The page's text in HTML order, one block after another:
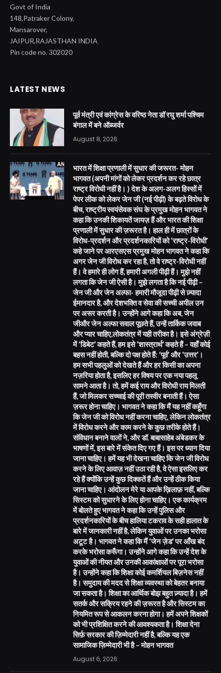
Govt of India
148,Patraker Colony,
Mansarover,
JAIPUR,RAJASTHAN INDIA
Pin code no. 302020
LATEST NEWS
पूर्व मंत्री एवं कांग्रेस के वरिष्ठ नेता डॉ रघु शर्मा पश्चिम
बंगाल में बने ऑब्जर्वर
August 8, 2026
भारत में शिक्षा प्रणाली में सुधार की जरूरत- मोहन
भागवत (अपनी मांगों को लेकर प्रदर्शन कर रहे छात्र
राष्ट्र विरोधी नहीं है। ) देश के अलग-अलग हिस्सों में
पेपर लीक को लेकर जेन जी (नई पीढ़ी) के बढ़ते विरोध के
बीच, राष्ट्रीय स्वयंसेवक संघ के प्रमुख मोहन भागवत ने
कहा कि उनकी शिकायतें जायज़ हैं और भारत की शिक्षा
प्रणाली में सुधार की ज़रूरत है। हाल ही में छात्रों के
विरोध-प्रदर्शन और प्रदर्शनकारियों को ‘राष्ट्र-विरोधी’
कहे जाने पर आरएसएस प्रमुख मोहन भागवत ने कहा कि
अगर जेन जी विरोध कर रहा है, तो वे राष्ट्र-विरोधी नहीं
हैं। वे हमारे ही लोग हैं, हमारी अगली पीढ़ी हैं। मुझे नहीं
लगता कि जेन जी ऐसी है। मुझे लगता है कि नई पीढ़ी –
जेन जी और जेन अल्फा- हमारी मौजूदा पीढ़ी से ज़्यादा
ईमानदार है, और देशभक्ति व सेवा की सच्ची अपील उन
पर असर करती है। उन्होंने आगे कहा कि अब, जेन
जीऔर जेन अल्फा सवाल पूछते हैं, उन्हें तार्किक जवाब
और प्यार चाहिए,लोकतंत्र में यही तरीका है। इसे अंग्रेज़ी
में ‘डिबेट’ कहते हैं, हम इसे ‘शास्त्रार्थ’ कहते हैं – वहाँ कोई
बहस नहीं होती, बल्कि दो पक्ष होते हैं: ‘पूर्व’ और ‘उत्तर’।
हम सभी पहलुओं को देखते हैं और हर किसी का अपना
नज़रिया होता है, इसलिए हर विषय पर एक नया पहलू
सामने आता है। तो, हमें कई राय और विरोधी राय मिलती
हैं, जो मिलकर सच्चाई की पूरी तस्वीर बनाती हैं। ऐसा
ज़रूर होना चाहिए। भागवत ने कहा कि मैं यह नहीं कहूँगा
कि जेन जी को विरोध नहीं करना चाहिए, लेकिन लोकतंत्र
में विरोध करने और काम करने के कुछ तरीके होते हैं।
संविधान बनाने वालों ने, और डॉ. बाबासाहेब अंबेडकर के
भाषणों में, इस बारे में संकेत दिए गए हैं। इस पर ध्यान दिया
जाना चाहिए। हमें यह भी देखना चाहिए कि जेन जी विरोध
करने के लिए आवाज़ नहीं उठा रही है, वे ऐसा इसलिए कर
रहे हैं क्योंकि उन्हें कुछ दिक्कतें हैं और उन्हें ठीक किया
जाना चाहिए। आंदोलन मेरे या आपके ख़िलाफ़ नहीं, बल्कि
सिस्टम को सुधारने के लिए होना चाहिए। एक कार्यक्रम
में बोलते हुए भागवत ने कहा कि उन्हें पुलिस और
प्रदर्शनकारियों के बीच हालिया टकराव के सही हालात के
बारे में जानकारी नहीं है, लेकिन युवाओं पर उनका भरोसा
अटूट है। भागवत ने कहा कि मैं ‘जेन ज़ेड’ पर आँख बंद
करके भरोसा करूँगा। उन्होंने आगे कहा कि उन्हें देश के
युवाओं की नीयत और उनकी आकांक्षाओं पर पूरा भरोसा
है। उन्होंने कहा कि शिक्षा कोई कमर्शियल बिज़नेस नहीं
है। समुदाय की मदद से शिक्षा व्यवस्था को बेहतर बनाया
जा सकता है। शिक्षा का आर्थिक बोझ बहुत ज़्यादा है। हमें
सतर्क और सक्रिय रहने की ज़रूरत है और सिस्टम का
नियमित रूप से आकलन करना होगा। हमें अपने शिक्षकों
को भी प्रशिक्षित करने की आवश्यकता है। शिक्षा देना
सिर्फ़ सरकार की ज़िम्मेदारी नहीं है, बल्कि यह एक
सामाजिक ज़िम्मेदारी भी है – मोहन भागवत
August 6, 2026